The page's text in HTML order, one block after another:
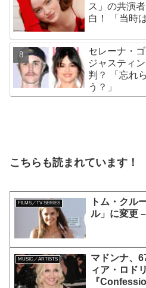
ス」の共演
白！ 「当時
セレーナ・
ジャスティ
判？ 「忘れ
う？」
こちらも読まれています！
FILMS／TV SERIES
トム・クル
ル」に変更
MUSIC／ARTISTS
マドンナ、
ィア・ロド
『